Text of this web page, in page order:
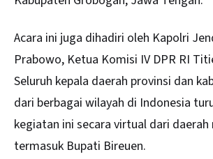
Acara ini juga dihadiri oleh Kapolri
Prabowo, Ketua Komisi IV DPR RI
Seluruh kepala daerah provinsi dan
dari berbagai wilayah di Indonesia
kegiatan ini secara virtual dari
termasuk Bupati Bireuen.